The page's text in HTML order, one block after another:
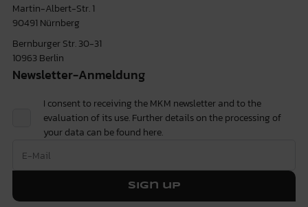
Martin-Albert-Str. 1
90491 Nürnberg
Bernburger Str. 30-31
10963 Berlin
Newsletter-Anmeldung
I consent to receiving the MKM newsletter and to the
evaluation of its use. Further details on the processing of
your data can be found here.
Sign up